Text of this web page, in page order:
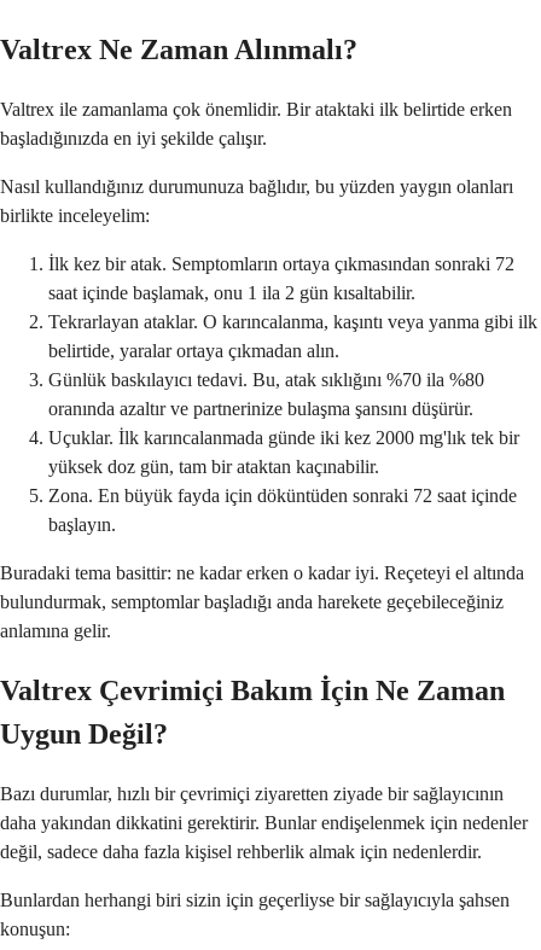
Valtrex Ne Zaman Alınmalı?
Valtrex ile zamanlama çok önemlidir. Bir ataktaki ilk belirtide erken
başladığınızda en iyi şekilde çalışır.
Nasıl kullandığınız durumunuza bağlıdır, bu yüzden yaygın olanları
birlikte inceleyelim:
İlk kez bir atak. Semptomların ortaya çıkmasından sonraki 72
saat içinde başlamak, onu 1 ila 2 gün kısaltabilir.
Tekrarlayan ataklar. O karıncalanma, kaşıntı veya yanma gibi ilk
belirtide, yaralar ortaya çıkmadan alın.
Günlük baskılayıcı tedavi. Bu, atak sıklığını %70 ila %80
oranında azaltır ve partnerinize bulaşma şansını düşürür.
Uçuklar. İlk karıncalanmada günde iki kez 2000 mg'lık tek bir
yüksek doz gün, tam bir ataktan kaçınabilir.
Zona. En büyük fayda için döküntüden sonraki 72 saat içinde
başlayın.
Buradaki tema basittir: ne kadar erken o kadar iyi. Reçeteyi el altında
bulundurmak, semptomlar başladığı anda harekete geçebileceğiniz
anlamına gelir.
Valtrex Çevrimiçi Bakım İçin Ne Zaman
Uygun Değil?
Bazı durumlar, hızlı bir çevrimiçi ziyaretten ziyade bir sağlayıcının
daha yakından dikkatini gerektirir. Bunlar endişelenmek için nedenler
değil, sadece daha fazla kişisel rehberlik almak için nedenlerdir.
Bunlardan herhangi biri sizin için geçerliyse bir sağlayıcıyla şahsen
konuşun: